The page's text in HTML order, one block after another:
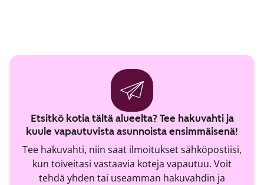
Etsitkö kotia tältä alueelta? Tee hakuvahti ja
kuule vapautuvista asunnoista ensimmäisenä!
Tee hakuvahti, niin saat ilmoitukset sähköpostiisi,
kun toiveitasi vastaavia koteja vapautuu. Voit
tehdä yhden tai useamman hakuvahdin ja